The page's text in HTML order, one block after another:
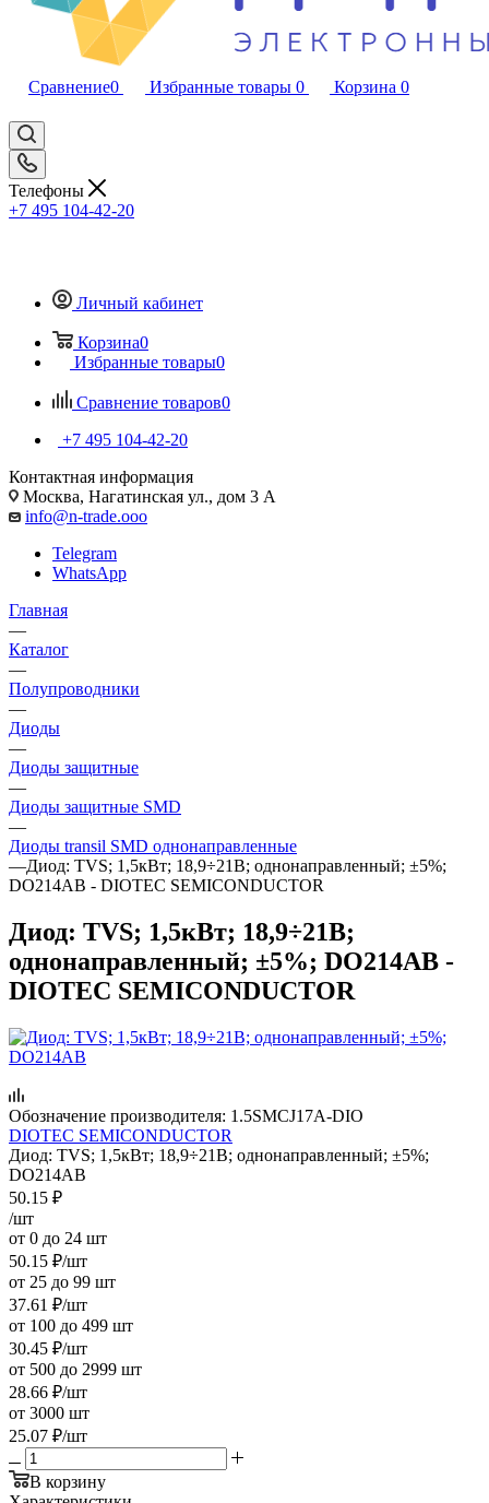
Сравнение0 Избранные товары 0 Корзина 0
Телефоны
+7 495 104-42-20
Личный кабинет
Корзина0
Избранные товары0
Сравнение товаров0
+7 495 104-42-20
Контактная информация
Москва, Нагатинская ул., дом 3 А
info@n-trade.ooo
Telegram
WhatsApp
Главная
—
Каталог
—
Полупроводники
—
Диоды
—
Диоды защитные
—
Диоды защитные SMD
—
Диоды transil SMD однонаправленные
—Диод: TVS; 1,5кВт; 18,9÷21В; однонаправленный; ±5%;
DO214AB - DIOTEC SEMICONDUCTOR
Диод: TVS; 1,5кВт; 18,9÷21В;
однонаправленный; ±5%; DO214AB -
DIOTEC SEMICONDUCTOR
Обозначение производителя: 1.5SMCJ17A-DIO
DIOTEC SEMICONDUCTOR
Диод: TVS; 1,5кВт; 18,9÷21В; однонаправленный; ±5%;
DO214AB
50.15 ₽
/шт
от 0 до 24 шт
50.15 ₽/шт
от 25 до 99 шт
37.61 ₽/шт
от 100 до 499 шт
30.45 ₽/шт
от 500 до 2999 шт
28.66 ₽/шт
от 3000 шт
25.07 ₽/шт
В корзину